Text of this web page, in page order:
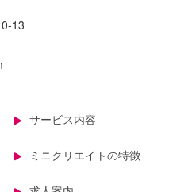
13
サービス内容
ミニクリエイトの特徴